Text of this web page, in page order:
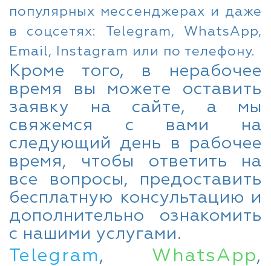
популярных мессенджерах и даже
в соцсетях: Telegram, WhatsApp,
Email, Instagram или по телефону.
Кроме того, в нерабочее
время вы можете оставить
заявку на сайте, а мы
свяжемся с вами на
следующий день в рабочее
время, чтобы ответить на
все вопросы, предоставить
бесплатную консультацию и
дополнительно ознакомить
с нашими услугами.
Telegram, WhatsApp,